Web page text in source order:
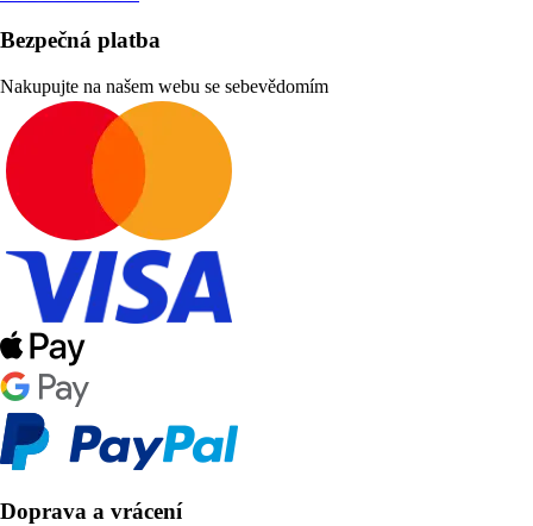
Bezpečná platba
Nakupujte na našem webu se sebevědomím
Doprava a vrácení